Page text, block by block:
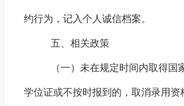
约行为，记入个人诚信档案。
五、相关政策
（一）未在规定时间内取得国
学位证或不按时报到的，取消录用资